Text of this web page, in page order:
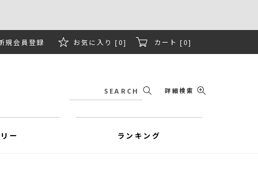
規会員登録 お気に入り [0] カート [0]
詳細検索
ー ランキング